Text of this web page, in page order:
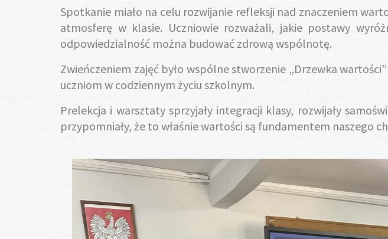
Spotkanie miało na celu rozwijanie refleksji nad znaczeniem
atmosferę w klasie. Uczniowie rozważali, jakie postawy
odpowiedzialność można budować zdrową wspólnotę.
Zwieńczeniem zajęć było wspólne stworzenie „Drzewka
uczniom w codziennym życiu szkolnym.
Prelekcja i warsztaty sprzyjały integracji klasy, rozwijały
przypomniały, że to właśnie wartości są fundamentem naszego